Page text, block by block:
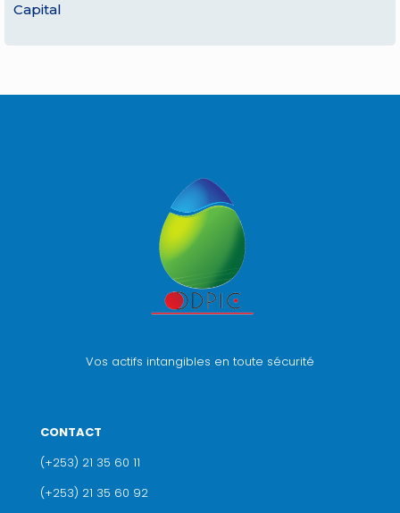
Capital
Vos actifs intangibles en toute sécurité
CONTACT
(+253) 21 35 60 11
(+253) 21 35 60 92